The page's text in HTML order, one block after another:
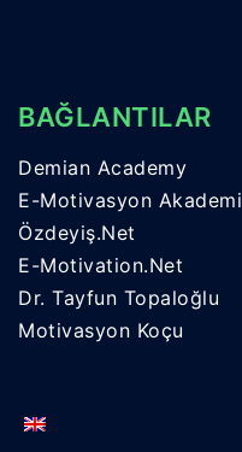
BAĞLANTILAR
Demian Academy
E-Motivasyon Akademi
Özdeyiş.Net
E-Motivation.Net
Dr. Tayfun Topaloğlu
Motivasyon Koçu